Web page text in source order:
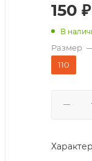
150 ₽
В
Размер
110